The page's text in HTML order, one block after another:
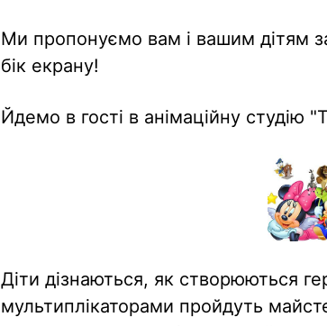
Ми пропонуємо вам і вашим дітям
бік екрану!
Йдемо в гості в анімаційну студію
Діти дізнаються, як створюються
мультиплікаторами пройдуть